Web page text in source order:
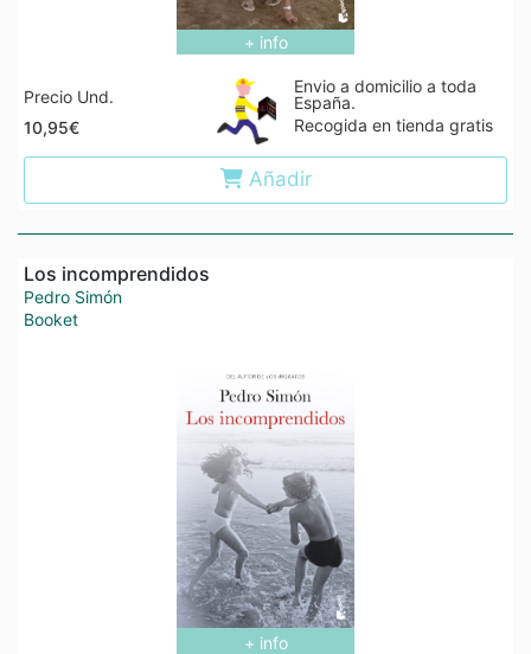
+ info
Precio Und.
10,95€
Envio a domicilio a toda
España.
Recogida en tienda gratis
Añadir
Los incomprendidos
Pedro Simón
Booket
+ info